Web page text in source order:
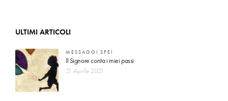
ULTIMI ARTICOLI
MESSAGGI SPEI
Il Signore conta i miei passi
21 Aprile 2021